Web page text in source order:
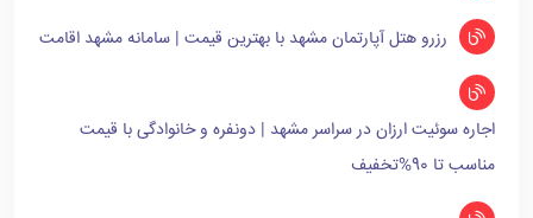
رزرو هتل آپارتمان مشهد با بهترین قیمت | سامانه مشهد اقامت
اجاره سوئیت ارزان در سراسر مشهد | دونفره و خانوادگی با قیمت
مناسب تا 90%تخفیف